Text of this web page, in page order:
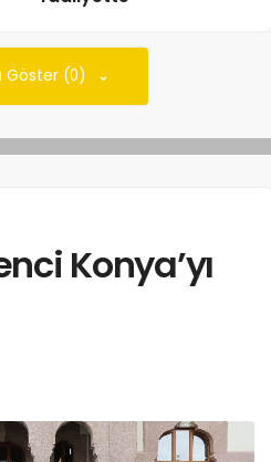
Göster (0)
Konya’yı